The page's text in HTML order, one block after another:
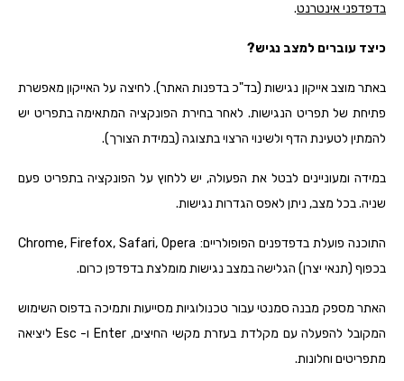
בדפדפניאינטרנט.
כיצד עוברים למצב נגיש?
באתר מוצב אייקון נגישות (בד"כ בדפנות האתר). לחיצה על האייקון מאפשרת
פתיחת של תפריט הנגישות. לאחר בחירת הפונקציה המתאימה בתפריט יש
להמתין לטעינת הדף ולשינוי הרצוי בתצוגה (במידת הצורך).
במידה ומעוניינים לבטל את הפעולה, יש ללחוץ על הפונקציה בתפריט פעם
שניה. בכל מצב, ניתן לאפס הגדרות נגישות.
התוכנה פועלת בדפדפנים הפופולריים: Chrome, Firefox, Safari, Opera
בכפוף (תנאי יצרן) הגלישה במצב נגישות מומלצת בדפדפן כרום.
האתר מספק מבנה סמנטי עבור טכנולוגיות מסייעות ותמיכה בדפוס השימוש
המקובל להפעלה עם מקלדת בעזרת מקשי החיצים, Enter ו- Esc ליציאה
מתפריטים וחלונות.